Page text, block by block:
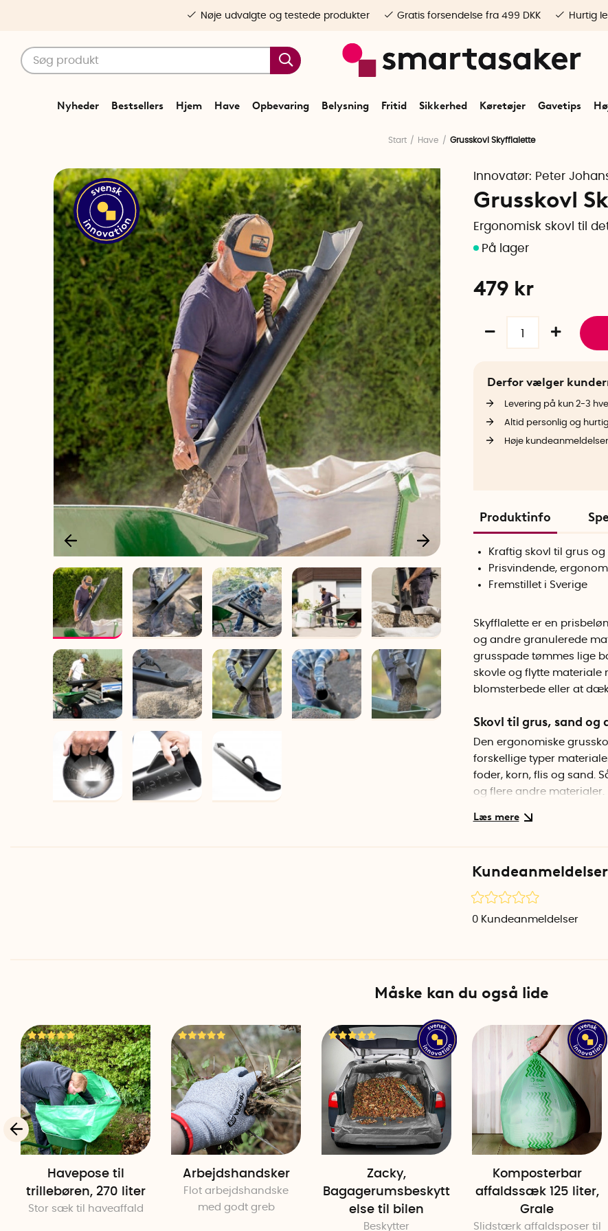
Nyheder Bestsellers Hjem Have Opbevaring Belysning Fritid Sikkerhed Køretøjer Gavetips
Nøje udvalgte og testede produkter Gratis forsendelse fra 499 DKK Hurtig
Start Have Grusskovl Skyfflalette
Innovatør: Peter
Grusskovl
Ergonomisk skovl til
479 kr
Derfor vælger
Levering på kun 2-3
Altid personlig og
Høje
Produktinfo
Kraftig skovl til grus
Prisvindende,
Fremstillet i Sverige
Skyfflalette er en
og andre granulerede
grusspade tømmes lige
skovle og flytte materiale
blomsterbede eller at
Skovl til grus, sand og
Den ergonomiske
forskellige typer
foder, korn, flis og sand.
og flere andre materialer.
Sådan bruger du
justere vægten ved enten
røret.
Skånsom mod ryg,
heller ikke at dreje
Skateboard-ulykken,
En ulykke kommer
dag kom til skade med
yderst ubelejlig, da der
Peter kunne ikke bruge
det Peter at skovle
skånede hans skadede
Swerea IVF fik Peter
fremstilles nu i Sverige af
Kundeanmeldelser
0 Kundeanmeldelser
Måske kan du også lide
Havepose til
trillebøren, 270 liter
Stor sæk til haveaffald
Arbejdshandsker
Flot arbejdshandske
med godt greb
Zacky,
Bagagerumsbeskytt
else til bilen
Beskytter
Komposterbar
affaldssæk 125 liter,
Grale
Slidstærk affaldsposer til